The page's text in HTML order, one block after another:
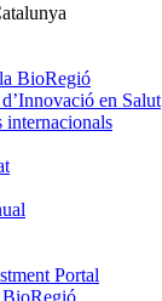
BioRegió
en Salut
internacionals
Portal